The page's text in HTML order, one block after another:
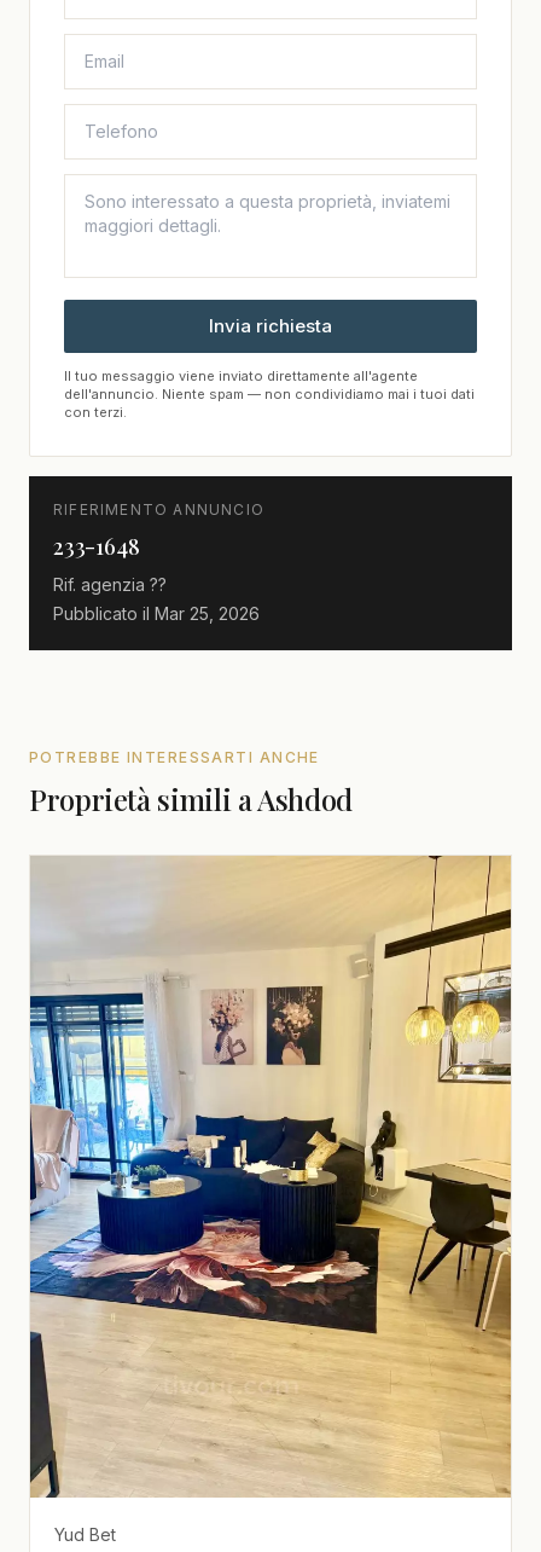
Invia richiesta
Il tuo messaggio viene inviato direttamente all'agente
dell'annuncio. Niente spam — non condividiamo mai i tuoi dati
con terzi.
RIFERIMENTO ANNUNCIO
233-1648
Rif. agenzia ??
Pubblicato il Mar 25, 2026
POTREBBE INTERESSARTI ANCHE
Proprietà simili a Ashdod
Yud Bet